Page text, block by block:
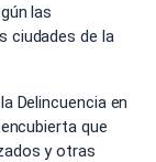
las
ciudades de la
Delincuencia en
que
y otras